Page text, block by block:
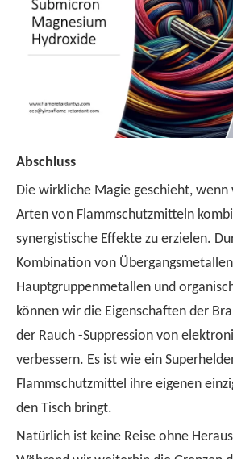
Abschluss
Die wirkliche Magie geschieht,
Arten von Flammschutzmitteln
synergistische Effekte zu erzielen.
Kombination von
Hauptgruppenmetallen und
können wir die Eigenschaften der
der Rauch -Suppression von
verbessern. Es ist wie ein
Flammschutzmittel ihre eigenen
den Tisch bringt.
Natürlich ist keine Reise ohne